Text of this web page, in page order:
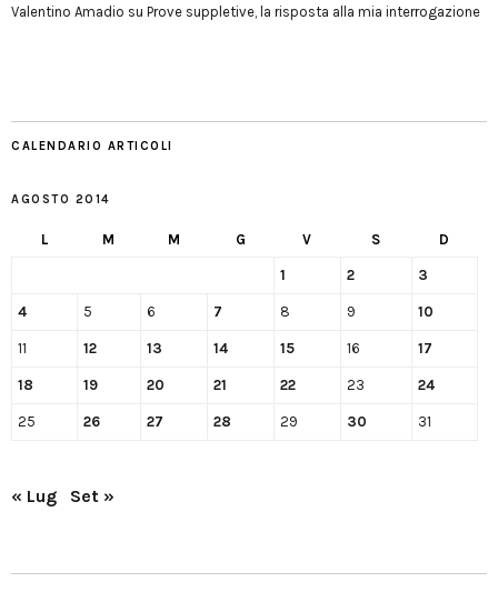
Valentino Amadio su Prove suppletive, la risposta alla mia interrogazione
CALENDARIO ARTICOLI
AGOSTO 2014
L M M G V S D
1 2 3
4 5 6 7 8 9 10
11 12 13 14 15 16 17
18 19 20 21 22 23 24
25 26 27 28 29 30 31
« Lug Set »